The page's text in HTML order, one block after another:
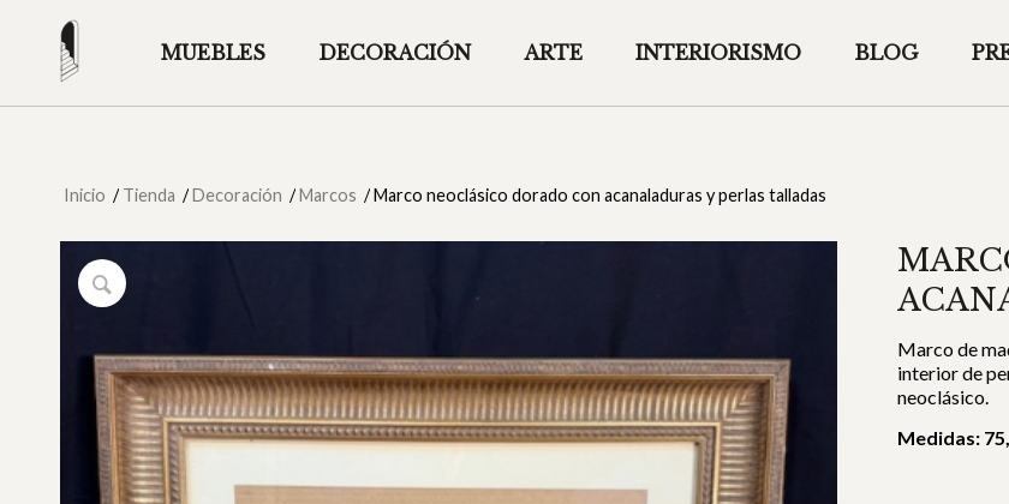
MUEBLES DECORACIÓN ARTE INTERIORISMO BLOG
Inicio / Tienda /Decoración /Marcos /Marco neoclásico dorado con acanaladuras y perlas talladas
Marco de
interior de
neoclásico.
Medidas: